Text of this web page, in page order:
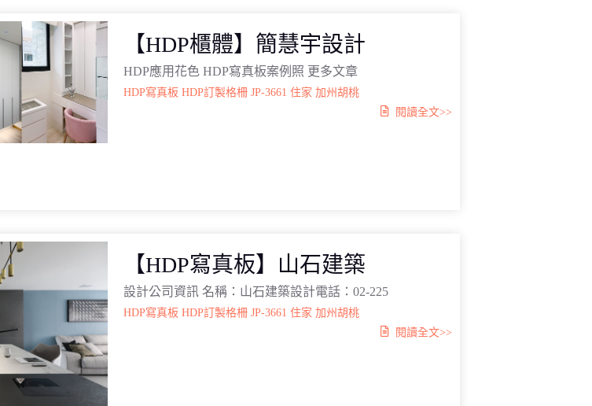
【HDP櫃體】簡慧宇設計
HDP應用花色 HDP寫真板案例照 更多文章
HDP寫真板 HDP訂製格柵 JP-3661 住家 加州胡桃
閱讀全文>>
【HDP寫真板】山石建築
設計公司資訊 名稱：山石建築設計電話：02-225
HDP寫真板 HDP訂製格柵 JP-3661 住家 加州胡桃
閱讀全文>>